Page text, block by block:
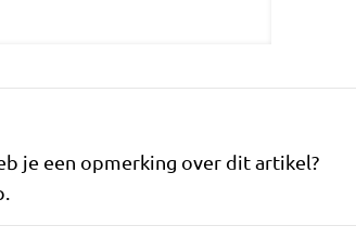
je een opmerking over dit artikel?